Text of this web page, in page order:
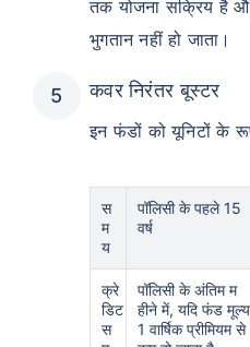
तक योजना सक्रिय है
भुगतान नहीं हो जाता।
कवर निरंतर बूस्टर
इन फंडों को यूनिटों के
स
म
य
पॉलिसी के पहले 15
वर्ष
क्रे
डिट
स
पॉलिसी के अंतिम म
हीने में, यदि फंड मूल्य
1 वार्षिक प्रीमियम से
आपके परिवार की
सही
*₹434 प्रति माह, 1 करोड़ के टर्म लाइफ इंश्योरेंस की
कोई पूर्व-मौजूदा बीमारी नहीं है, 36 वर्ष की आयु तक कवर।
कीमत है — एक गैर-धूम्रपान करने वाले व्यक्ति के लिए, जिसे कोई
*₹1,376 प्रति माह, 1 करोड़ के टर्म लाइफ इंश्योरेंस की
कोई पूर्व-मौजूदा बीमारी नहीं है, 56 वर्ष की आयु तक कवर।